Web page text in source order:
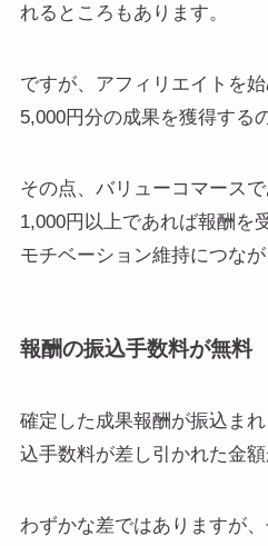
れるところもあります。
ですが、アフィリエイトを
5,000円分の成果を獲得する
その点、バリューコマース
1,000円以上であれば報酬を
モチベーション維持につなが
報酬の振込手数料が無料
確定した成果報酬が振込ま
込手数料が差し引かれた金額
わずかな差ではありますが